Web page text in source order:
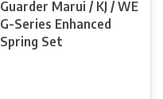
Guarder Marui / KJ / WE
G-Series Enhanced
Spring Set